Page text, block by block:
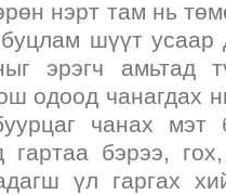
нэрт там нь
шүүт усаар
эрэгч амьтад
одоод чанагдах
чанах
гартаа бэрээ,
үл гаргах